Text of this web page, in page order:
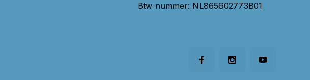
Btw nummer: NL865602773B01